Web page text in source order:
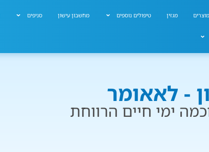
מגזין טיפולים נוספים מחשבון עישון סניפים
- לאאומר
ימי חיים הרווחת